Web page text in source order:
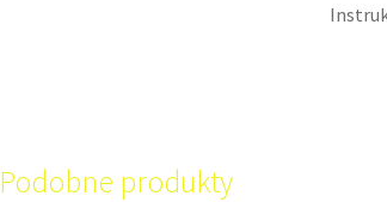
Podobne produkty